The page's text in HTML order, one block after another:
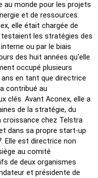
au monde pour les projets
et de ressources.
elle était chargée de
testaient les stratégies des
ou par le biais
des huit années qu'elle
occupé plusieurs
en tant que directrice
contribué au
clés. Avant Aconex, elle a
de la stratégie, du
croissance chez Telstra
dans sa propre start-up
Elle est directrice non
au comité
de deux organismes
et présidente de